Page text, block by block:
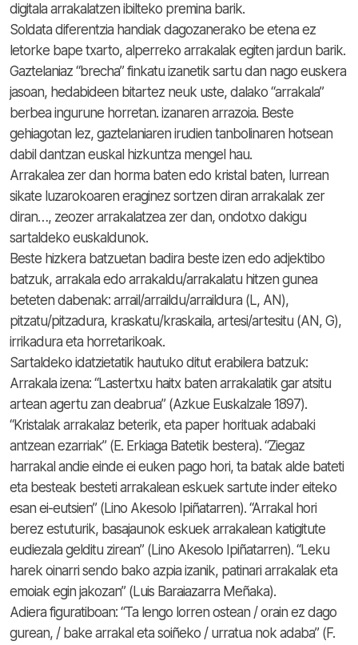
digitala arrakalatzen ibilteko premina barik.
Soldata diferentzia handiak dagozanerako be etena ez
letorke bape txarto, alperreko arrakalak egiten jardun barik.
Gaztelaniaz “brecha” finkatu izanetik sartu dan nago euskera
jasoan, hedabideen bitartez neuk uste, dalako “arrakala”
berbea ingurune horretan. izanaren arrazoia. Beste
gehiagotan lez, gaztelaniaren irudien tanbolinaren hotsean
dabil dantzan euskal hizkuntza mengel hau.
Arrakalea zer dan horma baten edo kristal baten, lurrean
sikate luzarokoaren eraginez sortzen diran arrakalak zer
diran…, zeozer arrakalatzea zer dan, ondotxo dakigu
sartaldeko euskaldunok.
Beste hizkera batzuetan badira beste izen edo adjektibo
batzuk, arrakala edo arrakaldu/arrakalatu hitzen gunea
beteten dabenak: arrail/arraildu/arraildura (L, AN),
pitzatu/pitzadura, kraskatu/kraskaila, artesi/artesitu (AN, G),
irrikadura eta horretarikoak.
Sartaldeko idatzietatik hautuko ditut erabilera batzuk:
Arrakala izena: “Lastertxu haitx baten arrakalatik gar atsitu
artean agertu zan deabrua” (Azkue Euskalzale 1897).
“Kristalak arrakalaz beterik, eta paper horituak adabaki
antzean ezarriak” (E. Erkiaga Batetik bestera). “Ziegaz
harrakal andie einde ei euken pago hori, ta batak alde bateti
eta besteak besteti arrakalean eskuek sartute inder eiteko
esan ei-eutsien” (Lino Akesolo Ipiñatarren). “Arrakal hori
berez estuturik, basajaunok eskuek arrakalean katigitute
eudiezala gelditu zirean” (Lino Akesolo Ipiñatarren). “Leku
harek oinarri sendo bako azpia izanik, patinari arrakalak eta
emoiak egin jakozan” (Luis Baraiazarra Meñaka).
Adiera figuratiboan: “Ta lengo lorren ostean / orain ez dago
gurean, / bake arrakal eta soiñeko / urratua nok adaba” (F.